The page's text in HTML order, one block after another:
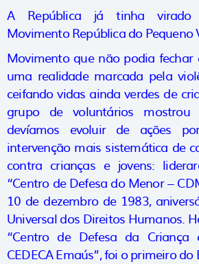
A República já tinha virado
Movimento República do Pequeno
Movimento que não podia
uma realidade marcada pela
ceifando vidas ainda verdes de
grupo de voluntários
devíamos evoluir de ações
intervenção mais sistemática de
contra crianças e jovens:
“Centro de Defesa do Menor –
10 de dezembro de 1983,
Universal dos Direitos Humanos.
“Centro de Defesa da
CEDECA Emaús”, foi o primeiro do